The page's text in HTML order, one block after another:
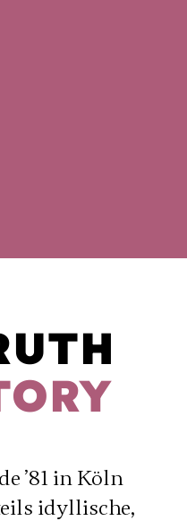
’81 in Köln
idyllische,